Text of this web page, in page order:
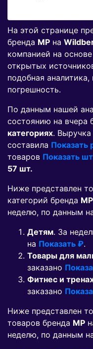
На этой странице
бренда MP на
компанией на
открытых
подобная
погрешность.
По данным нашей
состоянию на вчера
категориях. Выручка
составила Показать
товаров Показать
57 шт.
Ниже представлен
категорий бренда MP
неделю, по данным
Детям. За
на Показать ₽.
Товары для
заказано
Фитнес и
заказано
Ниже представлен
товаров бренда MP
неделю, по данным